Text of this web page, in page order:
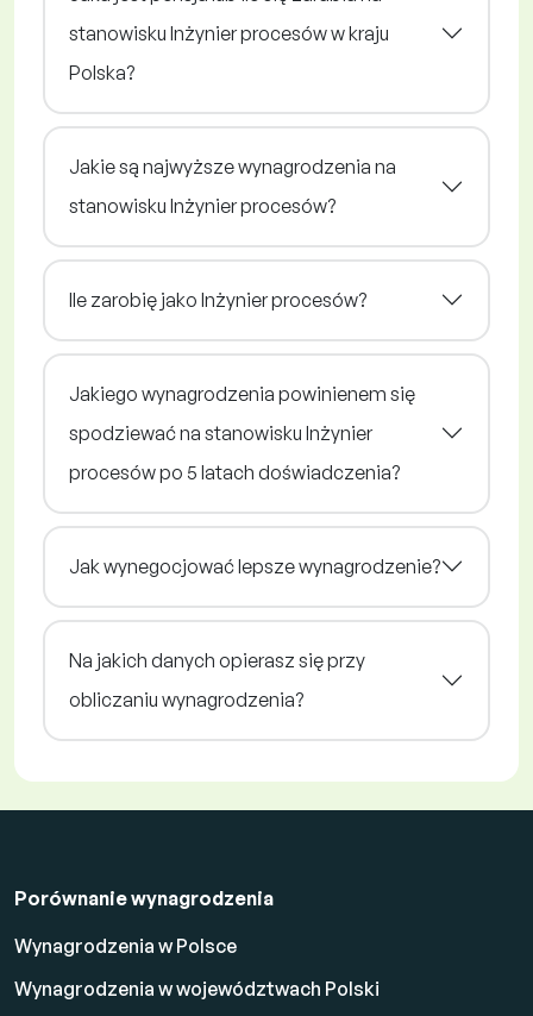
stanowisku Inżynier procesów w kraju
Polska?
Jakie są najwyższe wynagrodzenia na
stanowisku Inżynier procesów?
Ile zarobię jako Inżynier procesów?
Jakiego wynagrodzenia powinienem się
spodziewać na stanowisku Inżynier
procesów po 5 latach doświadczenia?
Jak wynegocjować lepsze wynagrodzenie?
Na jakich danych opierasz się przy
obliczaniu wynagrodzenia?
Porównanie wynagrodzenia
Wynagrodzenia w Polsce
Wynagrodzenia w województwach Polski